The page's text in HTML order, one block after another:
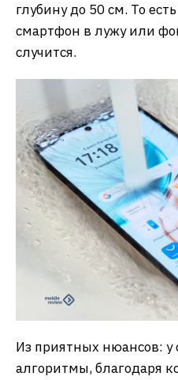
глубину до 50 см. То
смартфон в лужу или
случится.
Из приятных нюансов: у
алгоритмы, благодаря